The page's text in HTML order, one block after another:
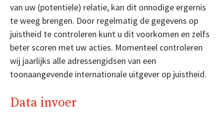
van uw (potentiële) relatie, kan dit onnodige ergernis
te weeg brengen. Door regelmatig de gegevens op
juistheid te controleren kunt u dit voorkomen en zelfs
beter scoren met uw acties. Momenteel controleren
wij jaarlijks alle adressengidsen van een
toonaangevende internationale uitgever op juistheid.
Data invoer